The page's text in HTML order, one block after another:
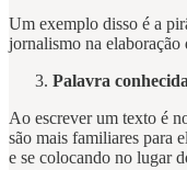
Um exemplo disso é a
jornalismo na elaboração
Palavra conhecida
Ao escrever um texto é
são mais familiares para
e se colocando no lugar